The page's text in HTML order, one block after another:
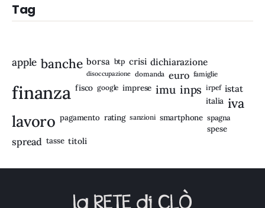
Tag
apple banche borsa btp crisi dichiarazione
disoccupazione domanda euro famiglie
finanza fisco google imprese imu inps irpef istat
italia iva
lavoro pagamento rating sanzioni smartphone spagna
spese
spread tasse titoli